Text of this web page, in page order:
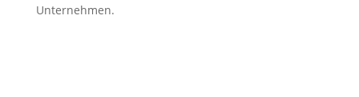
Unternehmen.